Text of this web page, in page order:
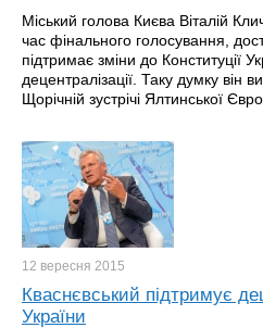
Міський голова Києва Віталій
час фінального голосування,
підтримає зміни до Конституції
децентралізації. Таку думку він
Щорічній зустрічі Ялтинської
12 вересня 2015
Кваснєвський підтримує
України